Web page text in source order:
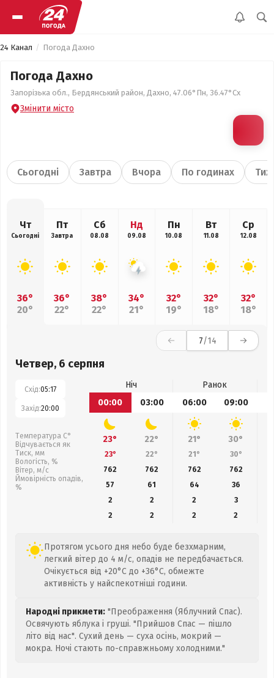
24 Канал Погода Дахно
Погода Дахно
Запорізька обл., Бердянський район, Дахно, 47.06°Пн, 36.47°Сх
Змінити місто
Сьогодні Завтра Вчора По годинах
Чт
Сьогодні
36°
20°
Пт
Завтра
36°
22°
Сб
08.08
38°
22°
Нд
09.08
34°
21°
Пн
10.08
32°
19°
Вт
11.08
32°
18°
Ср
12.08
32°
18°
7/14
Четвер, 6 серпня
Схід:05:17
Захід:20:00
Температура С°
Відчувається як
Тиск, мм
Вологість, %
Вітер, м/с
Ймовірність опадів,
%
Ніч
Ранок
00:00
03:00 06:00 09:00
23° 22° 21° 30°
23° 22° 21° 30°
762
762 762 762
57
61 64 36
2
2 2
3
2
2 2 2
Протягом усього дня небо буде безхмарним,
легкий вітер до 4 м/с, опадів не передбачається.
Очікується від +20°C до +36°C, обмежте
активність у найспекотніші години.
Народні прикмети: "Преображення (Яблучний Спас).
Освячують яблука і груші. "Прийшов Спас — пішло
літо від нас". Сухий день — суха осінь, мокрий —
мокра. Ночі стають по-справжньому холодними."